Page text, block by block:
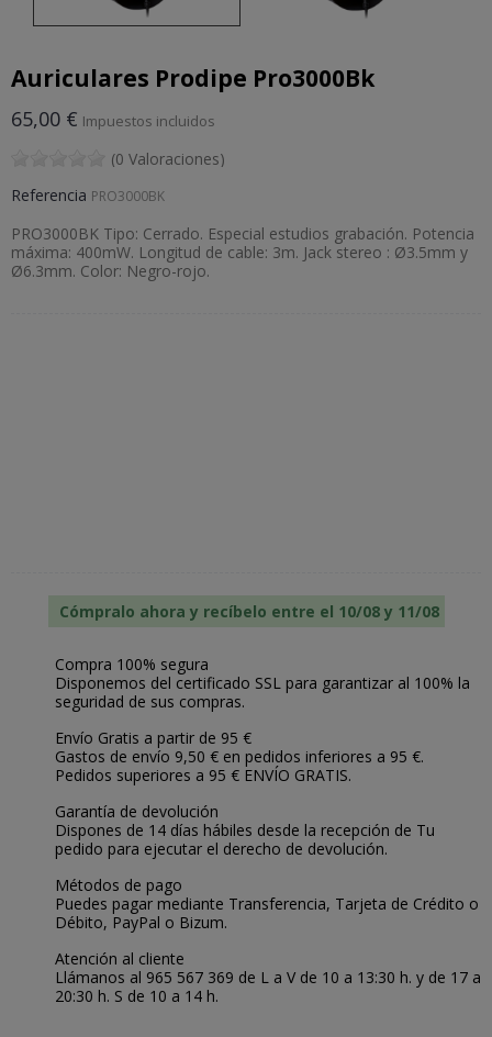
Auriculares Prodipe Pro3000Bk
65,00 € Impuestos incluidos
(0 Valoraciones)
Referencia PRO3000BK
PRO3000BK Tipo: Cerrado. Especial estudios grabación. Potencia
máxima: 400mW. Longitud de cable: 3m. Jack stereo : Ø3.5mm y
Ø6.3mm. Color: Negro-rojo.
Cómpralo ahora y recíbelo entre el 10/08 y 11/08
Compra 100% segura
Disponemos del certificado SSL para garantizar al 100% la
seguridad de sus compras.
Envío Gratis a partir de 95 €
Gastos de envío 9,50 € en pedidos inferiores a 95 €.
Pedidos superiores a 95 € ENVÍO GRATIS.
Garantía de devolución
Dispones de 14 días hábiles desde la recepción de Tu
pedido para ejecutar el derecho de devolución.
Métodos de pago
Puedes pagar mediante Transferencia, Tarjeta de Crédito o
Débito, PayPal o Bizum.
Atención al cliente
Llámanos al 965 567 369 de L a V de 10 a 13:30 h. y de 17 a
20:30 h. S de 10 a 14 h.